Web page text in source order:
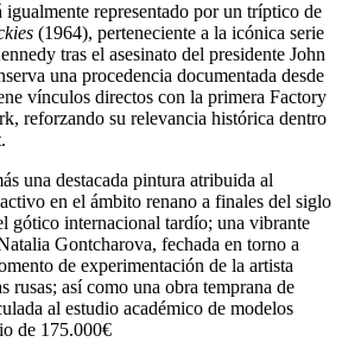
representado por un tríptico de
(1964), perteneciente a la icónica serie
tras el asesinato del presidente John
una procedencia documentada desde
vínculos directos con la primera Factory
reforzando su relevancia histórica dentro
una destacada pintura atribuida al
en el ámbito renano a finales del siglo
gótico internacional tardío; una vibrante
Gontcharova, fechada en torno a
de experimentación de la artista
rusas; así como una obra temprana de
al estudio académico de modelos
de 175.000€